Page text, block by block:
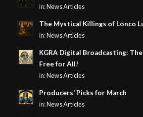
in: News Articles
The Mystical Killings of Lonco
in: News Articles
KGRA Digital Broadcasting:
Free for All!
in: News Articles
Producers’ Picks for March
in: News Articles